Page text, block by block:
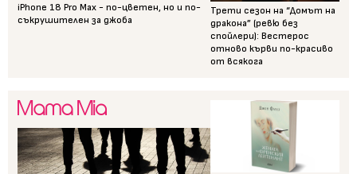
iPhone 18 Pro Max - по-цветен, но и по-
съкрушителен за джоба
Трети сезон на “Домът на
дракона” (ревю без
спойлери): Вестерос
отново кърви по-красиво
от всякога